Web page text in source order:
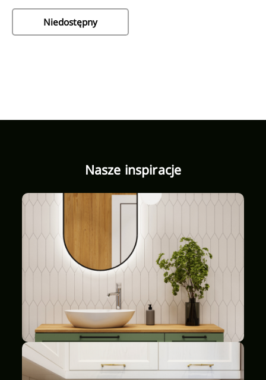
Niedostępny
Nasze inspiracje